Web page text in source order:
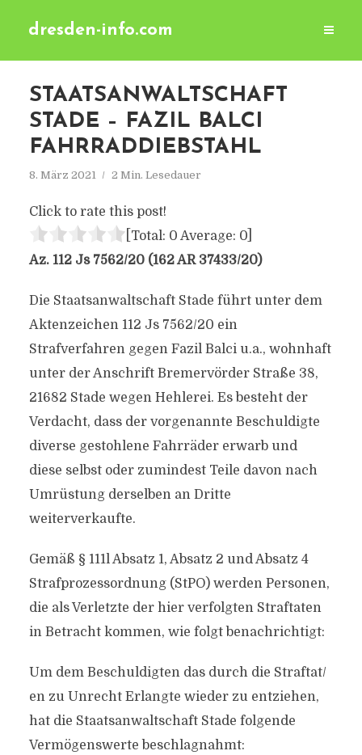
dresden-info.com
STAATSANWALTSCHAFT
STADE – FAZIL BALCI
FAHRRADDIEBSTAHL
8. März 2021 2 Min. Lesedauer
Click to rate this post!
[Total: 0 Average: 0]
Az. 112 Js 7562/​20 (162 AR 37433/​20)
Die Staatsanwaltschaft Stade führt unter dem
Aktenzeichen 112 Js 7562/​20 ein
Strafverfahren gegen Fazil Balci u.a., wohnhaft
unter der Anschrift Bremervörder Straße 38,
21682 Stade wegen Hehlerei. Es besteht der
Verdacht, dass der vorgenannte Beschuldigte
diverse gestohlene Fahrräder erwarb und
diese selbst oder zumindest Teile davon nach
Umrüstung derselben an Dritte
weiterverkaufte.
Gemäß § 111l Absatz 1, Absatz 2 und Absatz 4
Strafprozessordnung (StPO) werden Personen,
die als Verletzte der hier verfolgten Straftaten
in Betracht kommen, wie folgt benachrichtigt:
Um dem Beschuldigten das durch die Straftat/​
en zu Unrecht Erlangte wieder zu entziehen,
hat die Staatsanwaltschaft Stade folgende
Vermögenswerte beschlagnahmt: